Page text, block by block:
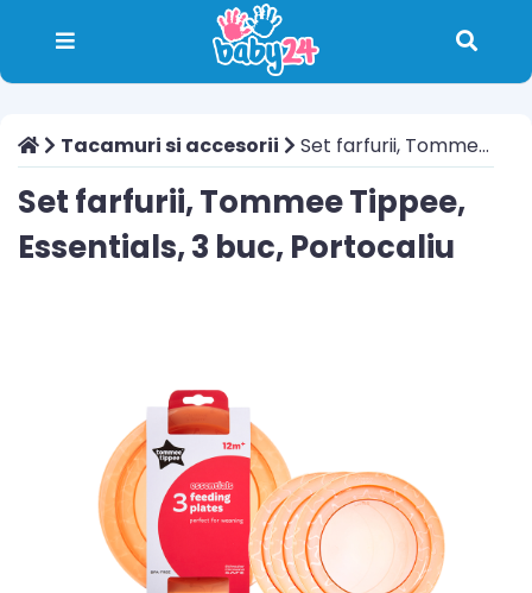
Tacamuri si accesorii Set farfurii, Tommee Tippee, Essentials, 3 buc, Portocaliu
Set farfurii, Tommee Tippee,
Essentials, 3 buc, Portocaliu